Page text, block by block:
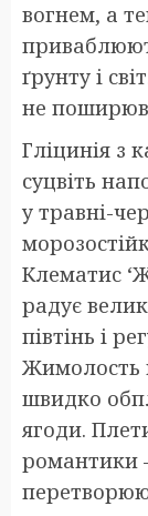
вогнем, а
ґрунту і
не
Гліцинія з
суцвіть
у травні-
Клематис
радує
півтінь і
Жимолость
швидко
ягоди.
романтики